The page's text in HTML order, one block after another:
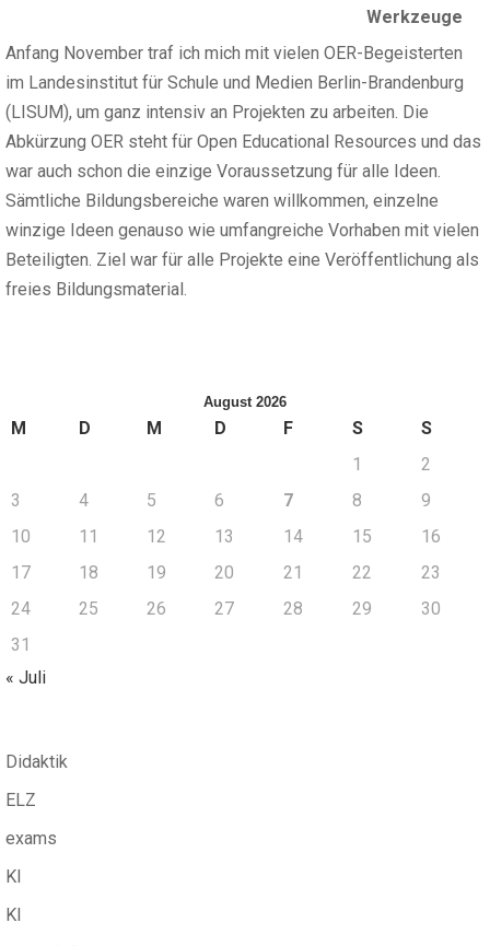
Werkzeuge
Anfang November traf ich mich mit vielen OER-Begeisterten
im Landesinstitut für Schule und Medien Berlin-Brandenburg
(LISUM), um ganz intensiv an Projekten zu arbeiten. Die
Abkürzung OER steht für Open Educational Resources und das
war auch schon die einzige Voraussetzung für alle Ideen.
Sämtliche Bildungsbereiche waren willkommen, einzelne
winzige Ideen genauso wie umfangreiche Vorhaben mit vielen
Beteiligten. Ziel war für alle Projekte eine Veröffentlichung als
freies Bildungsmaterial.
August 2026
M D M D F S
S
1
2
3
4 5 6 7 8
9
10
11 12 13 14 15
16
17
18 19 20 21 22
23
24
25 26 27 28 29
30
31
« Juli
Didaktik
ELZ
exams
KI
KI